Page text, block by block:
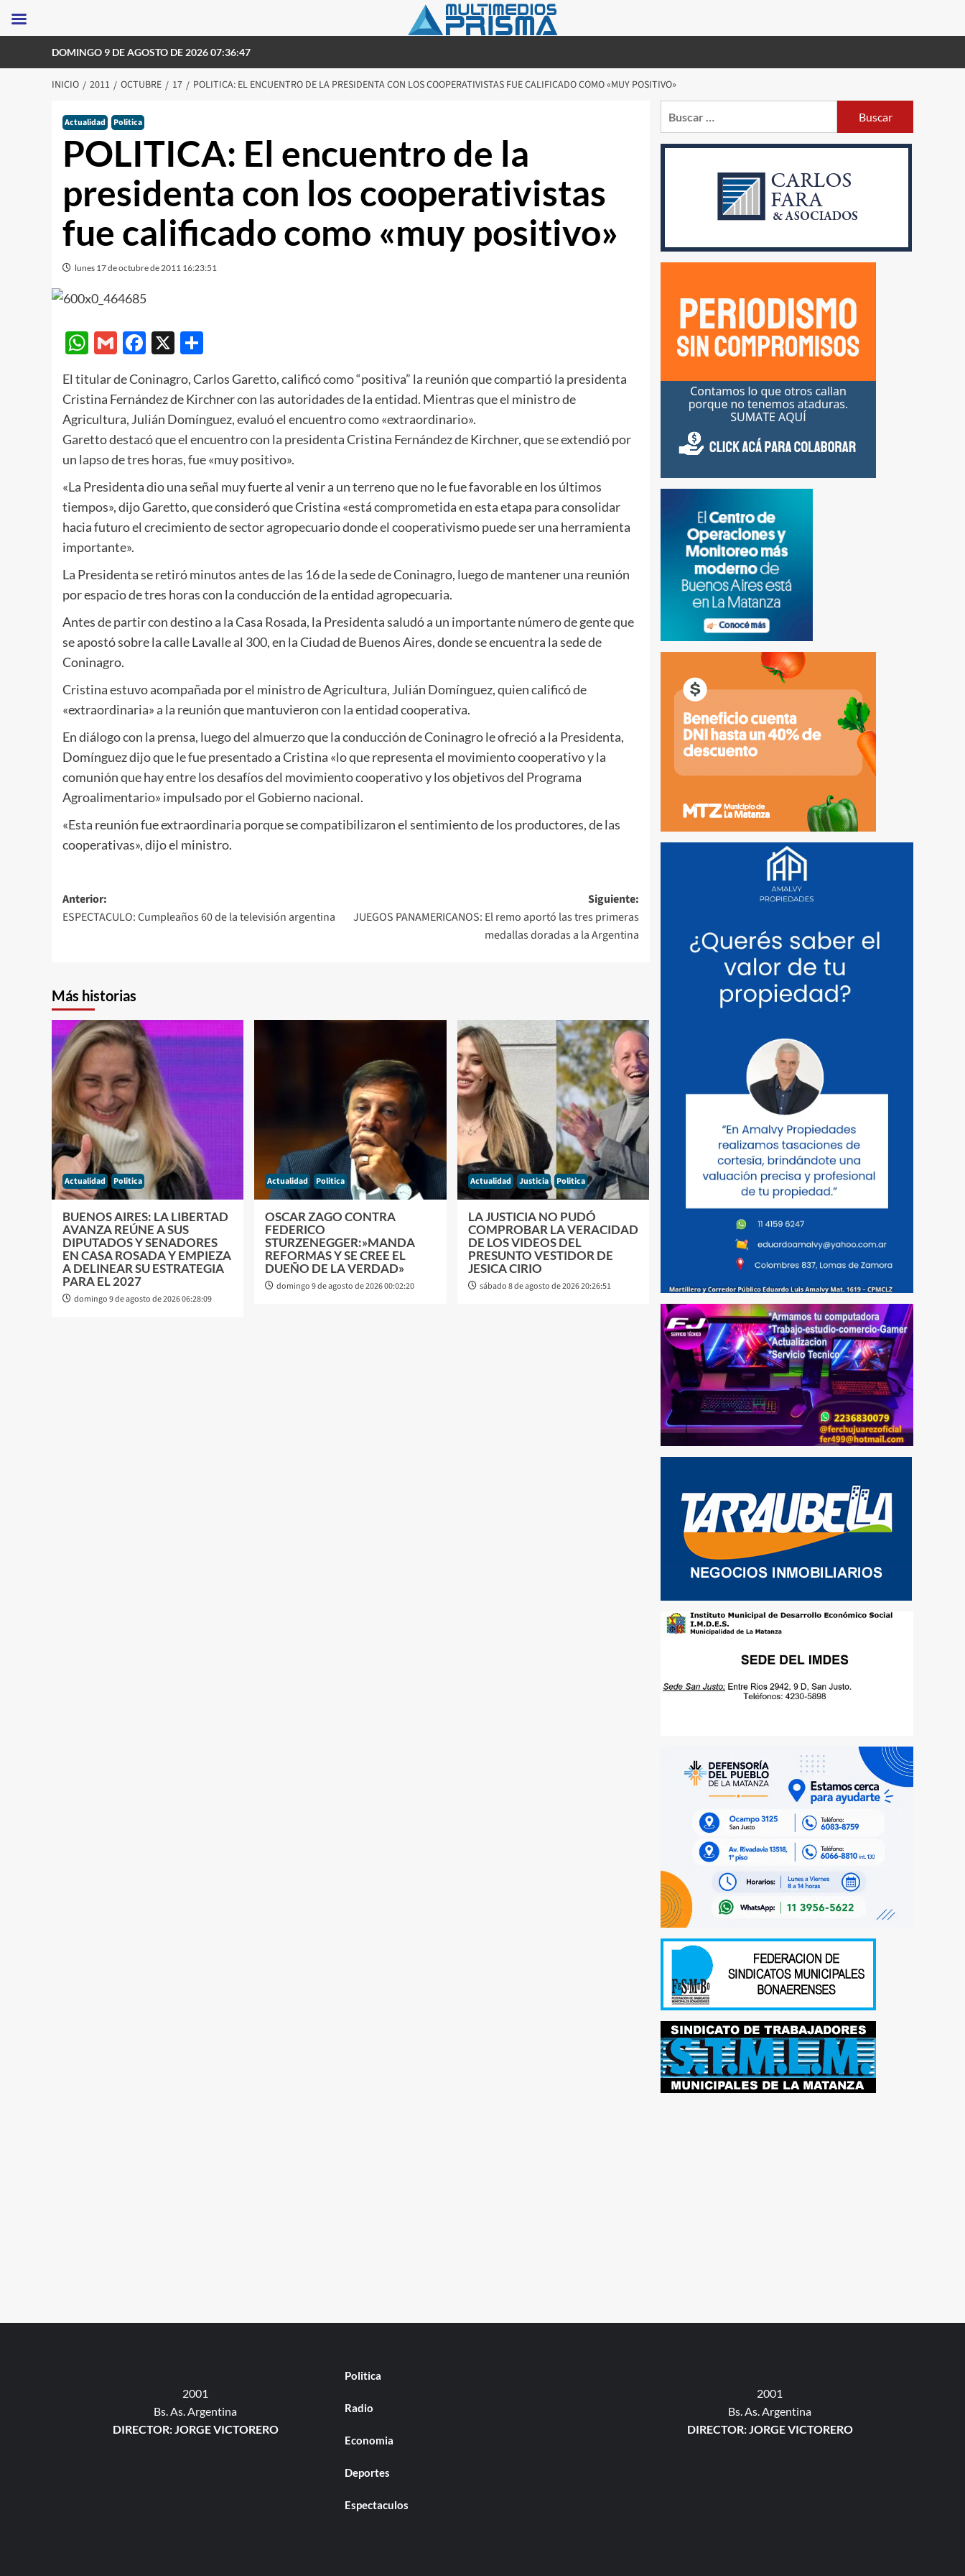
DOMINGO 9 DE AGOSTO DE 2026 07:36:47
INICIO 2011 OCTUBRE 17 POLITICA: EL ENCUENTRO DE LA PRESIDENTA CON LOS COOPERATIVISTAS FUE CALIFICADO COMO «MUY POSITIVO»
Actualidad Politica
POLITICA: El encuentro de la
presidenta con los cooperativistas
fue calificado como «muy positivo»
lunes 17 de octubre de 2011 16:23:51
WhatsApp
GmailFacebook
X
El titular de Coninagro, Carlos Garetto, calificó como “positiva” la reunión que compartió la presidenta
Cristina Fernández de Kirchner con las autoridades de la entidad. Mientras que el ministro de
Agricultura, Julián Domínguez, evaluó el encuentro como «extraordinario».
Garetto destacó que el encuentro con la presidenta Cristina Fernández de Kirchner, que se extendió por
un lapso de tres horas, fue «muy positivo».
«La Presidenta dio una señal muy fuerte al venir a un terreno que no le fue favorable en los últimos
tiempos», dijo Garetto, que consideró que Cristina «está comprometida en esta etapa para consolidar
hacia futuro el crecimiento de sector agropecuario donde el cooperativismo puede ser una herramienta
importante».
La Presidenta se retiró minutos antes de las 16 de la sede de Coninagro, luego de mantener una reunión
por espacio de tres horas con la conducción de la entidad agropecuaria.
Antes de partir con destino a la Casa Rosada, la Presidenta saludó a un importante número de gente que
se apostó sobre la calle Lavalle al 300, en la Ciudad de Buenos Aires, donde se encuentra la sede de
Coninagro.
Cristina estuvo acompañada por el ministro de Agricultura, Julián Domínguez, quien calificó de
«extraordinaria» a la reunión que mantuvieron con la entidad cooperativa.
En diálogo con la prensa, luego del almuerzo que la conducción de Coninagro le ofreció a la Presidenta,
Domínguez dijo que le fue presentado a Cristina «lo que representa el movimiento cooperativo y la
comunión que hay entre los desafíos del movimiento cooperativo y los objetivos del Programa
Agroalimentario» impulsado por el Gobierno nacional.
«Esta reunión fue extraordinaria porque se compatibilizaron el sentimiento de los productores, de las
cooperativas», dijo el ministro.
Navegación
de
Anterior:
ESPECTACULO: Cumpleaños 60 de la televisión argentina
Siguiente:
JUEGOS PANAMERICANOS: El remo aportó las tres primeras
medallas doradas a la Argentina
Más historias
Actualidad Politica
BUENOS AIRES: LA LIBERTAD
AVANZA REÚNE A SUS
DIPUTADOS Y SENADORES
EN CASA ROSADA Y EMPIEZA
A DELINEAR SU ESTRATEGIA
PARA EL 2027
domingo 9 de agosto de 2026 06:28:09
Actualidad Politica
OSCAR ZAGO CONTRA
FEDERICO
STURZENEGGER:»MANDA
REFORMAS Y SE CREE EL
DUEÑO DE LA VERDAD»
domingo 9 de agosto de 2026 00:02:20
Actualidad Justicia Politica
LA JUSTICIA NO PUDÓ
COMPROBAR LA VERACIDAD
DE LOS VIDEOS DEL
PRESUNTO VESTIDOR DE
JESICA CIRIO
sábado 8 de agosto de 2026 20:26:51
2001
Bs. As. Argentina
DIRECTOR: JORGE VICTORERO
Politica
Radio
Economia
Deportes
Espectaculos
2001
Bs. As. Argentina
DIRECTOR: JORGE VICTORERO